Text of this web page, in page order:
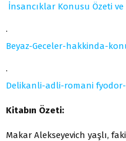
İnsancıklar Konusu Özeti
·
Beyaz-Geceler-hakkinda-
·
Delikanli-adli-romani
Kitabın Özeti:
Makar Alekseyevich yaşlı,